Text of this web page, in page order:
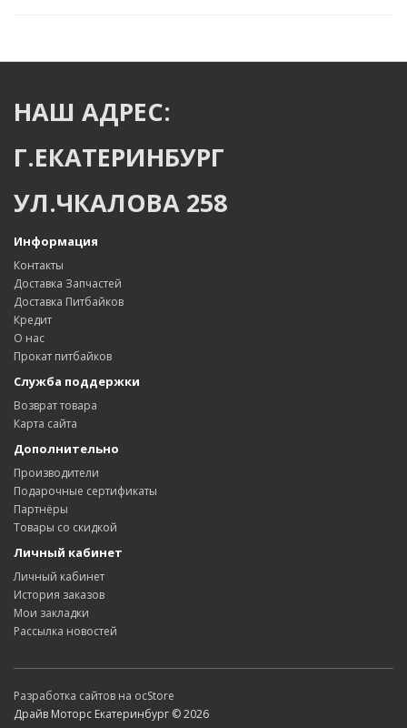
НАШ АДРЕС:
Г.ЕКАТЕРИНБУРГ
УЛ.ЧКАЛОВА 258
Информация
Контакты
Доставка Запчастей
Доставка Питбайков
Кредит
О нас
Прокат питбайков
Служба поддержки
Возврат товара
Карта сайта
Дополнительно
Производители
Подарочные сертификаты
Партнёры
Товары со скидкой
Личный кабинет
Личный кабинет
История заказов
Мои закладки
Рассылка новостей
Разработка сайтов на ocStore
Драйв Моторс Екатеринбург © 2026